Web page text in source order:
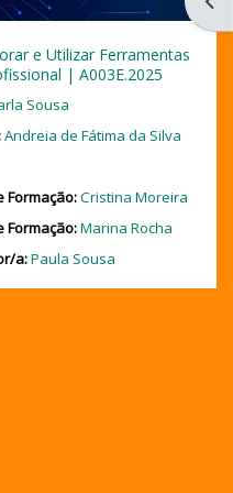
e Utilizar Ferramentas
| A003E.2025
Sousa
Andreia de Fátima da Silva
Formação:Cristina Moreira
Formação:Marina Rocha
a:Paula Sousa